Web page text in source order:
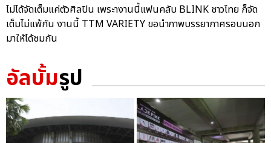
ไม่ได้จัดเต็มแค่ตัวศิลปิน เพระางานนี้แฟนคลับ BLINK ชาวไทย ก็จัด
เต็มไม่แพ้กัน งานนี้ TTM VARIETY ขอนำภาพบรรยากาศรอบนอก
มาให้ได้ชมกัน
อัลบั้มรูป